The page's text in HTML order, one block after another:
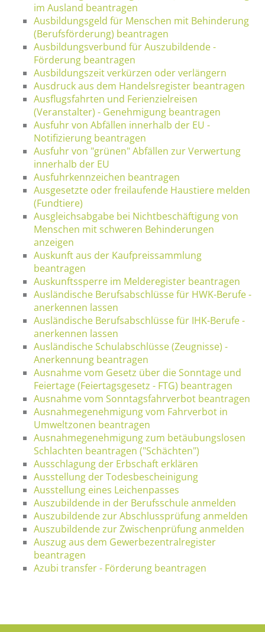
im Ausland beantragen
Ausbildungsgeld für Menschen mit Behinderung
(Berufsförderung) beantragen
Ausbildungsverbund für Auszubildende -
Förderung beantragen
Ausbildungszeit verkürzen oder verlängern
Ausdruck aus dem Handelsregister beantragen
Ausflugsfahrten und Ferienzielreisen
(Veranstalter) - Genehmigung beantragen
Ausfuhr von Abfällen innerhalb der EU -
Notifizierung beantragen
Ausfuhr von "grünen" Abfällen zur Verwertung
innerhalb der EU
Ausfuhrkennzeichen beantragen
Ausgesetzte oder freilaufende Haustiere melden
(Fundtiere)
Ausgleichsabgabe bei Nichtbeschäftigung von
Menschen mit schweren Behinderungen
anzeigen
Auskunft aus der Kaufpreissammlung
beantragen
Auskunftssperre im Melderegister beantragen
Ausländische Berufsabschlüsse für HWK-Berufe -
anerkennen lassen
Ausländische Berufsabschlüsse für IHK-Berufe -
anerkennen lassen
Ausländische Schulabschlüsse (Zeugnisse) -
Anerkennung beantragen
Ausnahme vom Gesetz über die Sonntage und
Feiertage (Feiertagsgesetz - FTG) beantragen
Ausnahme vom Sonntagsfahrverbot beantragen
Ausnahmegenehmigung vom Fahrverbot in
Umweltzonen beantragen
Ausnahmegenehmigung zum betäubungslosen
Schlachten beantragen ("Schächten")
Ausschlagung der Erbschaft erklären
Ausstellung der Todesbescheinigung
Ausstellung eines Leichenpasses
Auszubildende in der Berufsschule anmelden
Auszubildende zur Abschlussprüfung anmelden
Auszubildende zur Zwischenprüfung anmelden
Auszug aus dem Gewerbezentralregister
beantragen
Azubi transfer - Förderung beantragen